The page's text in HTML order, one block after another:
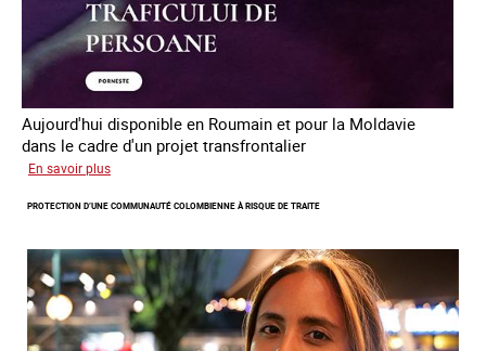
Aujourd'hui disponible en Roumain et pour la Moldavie
dans le cadre d'un projet transfrontalier
En savoir plus
module
formation
en
ligne
sur
PROTECTION D’UNE COMMUNAUTÉ COLOMBIENNE À RISQUE DE TRAITE